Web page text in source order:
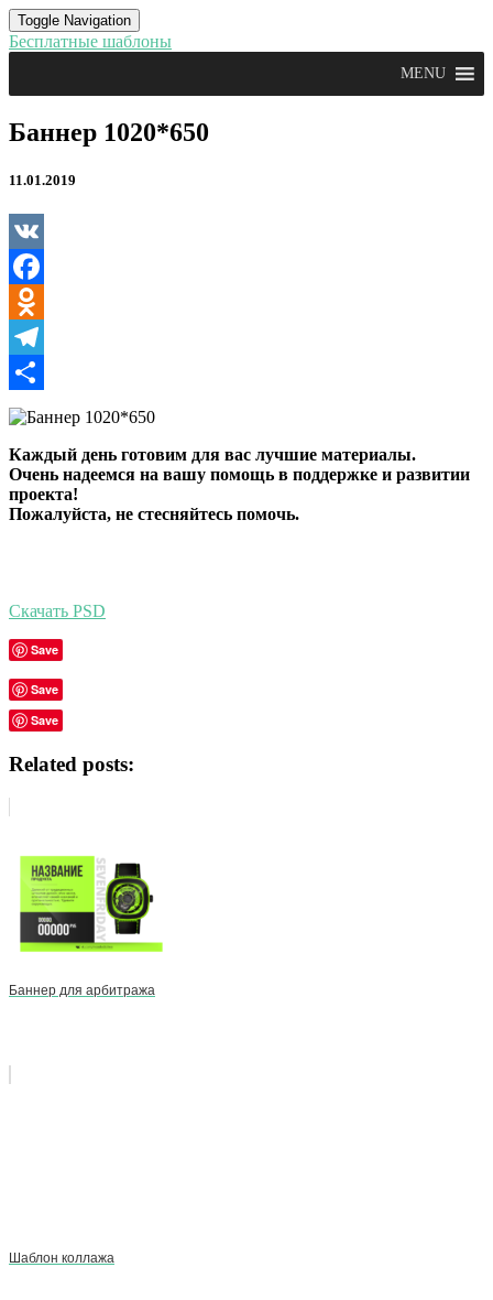
Toggle Navigation
Бесплатные шаблоны
MENU
Баннер
1020*650
Баннер 1020*650
11.01.2019
VK
Facebook
Odnoklassniki
Telegram
Отправить
Каждый день готовим для вас лучшие материалы.
Очень надеемся на вашу помощь в поддержке и развитии
проекта!
Пожалуйста, не стесняйтесь помочь.
Скачать PSD
Save
Save
Save
Related posts:
Баннер для арбитража
Шаблон коллажа